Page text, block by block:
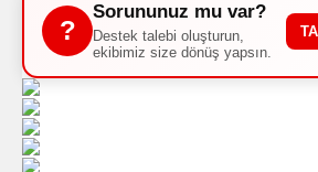
?
Sorununuz mu var?
Destek talebi oluşturun,
ekibimiz size dönüş yapsın.